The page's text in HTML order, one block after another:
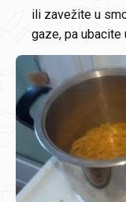
ili zavežite u
gaze, pa ubacite